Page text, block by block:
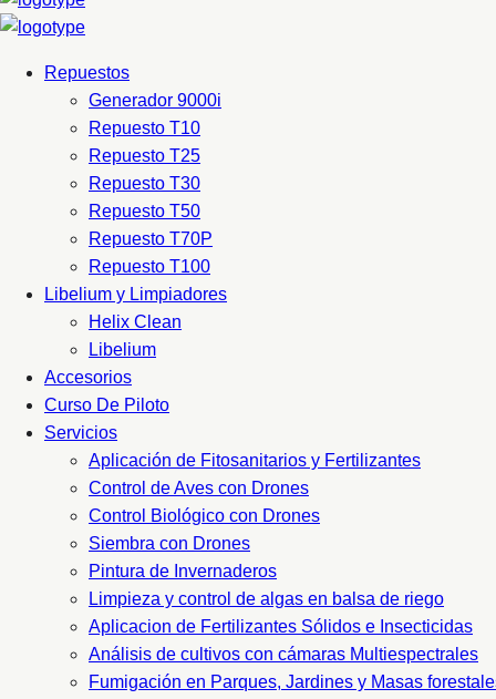
Repuestos
Generador 9000i
Repuesto T10
Repuesto T25
Repuesto T30
Repuesto T50
Repuesto T70P
Repuesto T100
Libelium y Limpiadores
Helix Clean
Libelium
Accesorios
Curso De Piloto
Servicios
Aplicación de Fitosanitarios y Fertilizantes
Control de Aves con Drones
Control Biológico con Drones
Siembra con Drones
Pintura de Invernaderos
Limpieza y control de algas en balsa de riego
Aplicacion de Fertilizantes Sólidos e Insecticidas
Análisis de cultivos con cámaras Multiespectrales
Fumigación en Parques, Jardines y Masas